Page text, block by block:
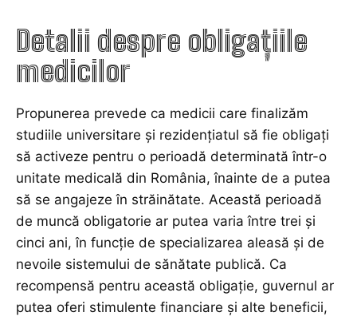
Detalii despre obligațiile
medicilor
Propunerea prevede ca medicii care finalizăm
studiile universitare și rezidențiatul să fie obligați
să activeze pentru o perioadă determinată într-o
unitate medicală din România, înainte de a putea
să se angajeze în străinătate. Această perioadă
de muncă obligatorie ar putea varia între trei și
cinci ani, în funcție de specializarea aleasă și de
nevoile sistemului de sănătate publică. Ca
recompensă pentru această obligație, guvernul ar
putea oferi stimulente financiare și alte beneficii,